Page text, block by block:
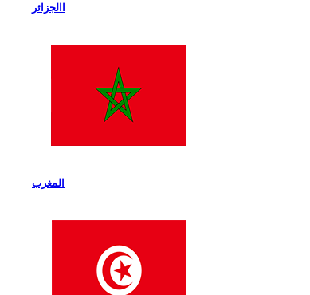
االجزائر
المغرب